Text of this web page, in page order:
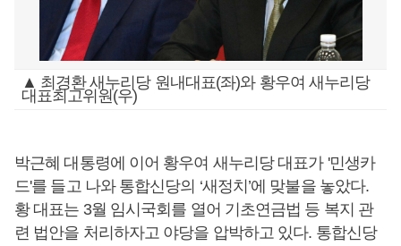
▲ 최경환 새누리당 원내대표(좌)와 황우여 새누리당
대표최고위원(우)
박근혜 대통령에 이어 황우여 새누리당 대표가 '민생카
드'를 들고 나와 통합신당의 ‘새정치’에 맞불을 놓았다.
황 대표는 3월 임시국회를 열어 기초연금법 등 복지 관
련 법안을 처리하자고 야당을 압박하고 있다. 통합신당